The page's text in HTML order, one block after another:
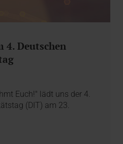
4. Deutschen
Euch!" lädt uns der 4.
(DIT) am 23.